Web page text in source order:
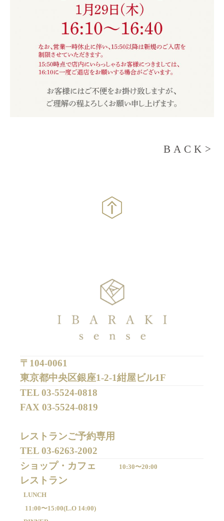
BACK>
〒104-0061
東京都中央区銀座1-2-1紺屋ビル1F
TEL 03-5524-0818
FAX 03-5524-0819
レストランご予約専用
TEL 03-6263-2002
ショップ・カフェ
10:30〜20:00
LUNCH
11:00〜15:00(L.O 14:00)